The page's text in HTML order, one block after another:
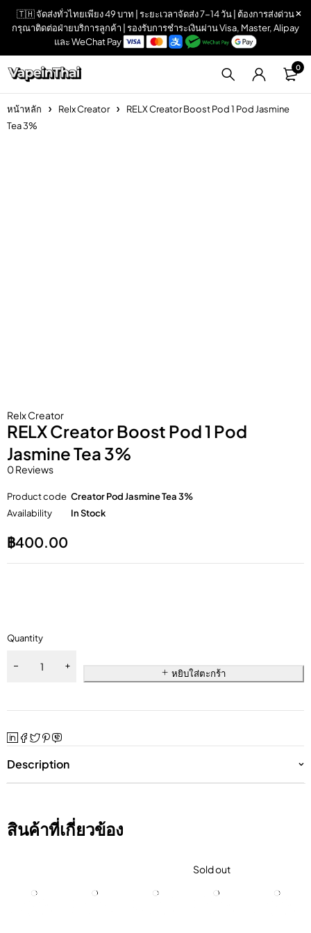
🇹🇭 จัดส่งทั่วไทยเพียง 49 บาท | ระยะเวลาจัดส่ง 7-14 วัน | ต้องการส่งด่วน
กรุณาติดต่อฝ่ายบริการลูกค้า | รองรับการชำระเงินผ่าน Visa, Master, Alipay
และ WeChat Pay
0
หน้าหลัก Relx Creator
RELX Creator Boost Pod 1 Pod Jasmine
Tea 3%
Relx Creator
RELX Creator Boost Pod 1 Pod
Jasmine Tea 3%
0 Reviews
Product code Creator Pod Jasmine Tea 3%
Availability
In Stock
฿400.00
Quantity
หยิบใส่ตะกร้า
Description
สินค้าที่เกี่ยวข้อง
Sold out